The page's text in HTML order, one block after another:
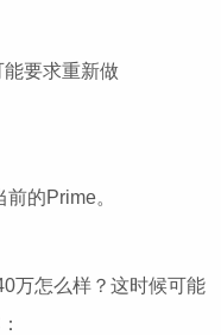
要求重新做
的Prime。
万怎么样？这时候可能